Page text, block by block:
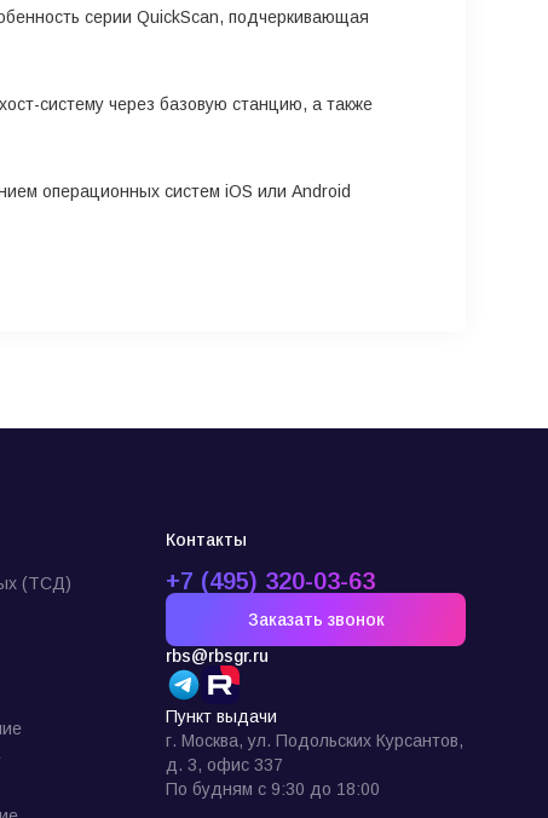
серии QuickScan, подчеркивающая
систему через базовую станцию, а также
операционных систем iOS или Android
(ТСД)
Контакты
+7 (495) 320-03-63
Заказать звонок
rbs@rbsgr.ru
Пункт выдачи
г. Москва, ул. Подольских Курсантов,
д. 3, офис 337
По будням с 9:30 до 18:00